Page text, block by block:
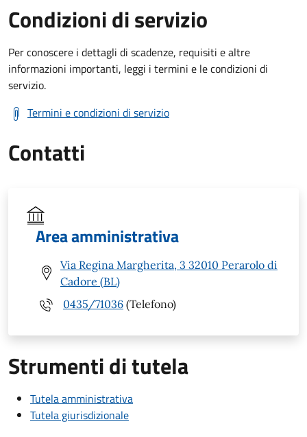
Condizioni di servizio
Per conoscere i dettagli di scadenze, requisiti e altre
informazioni importanti, leggi i termini e le condizioni di
servizio.
Termini e condizioni di servizio
Contatti
Area amministrativa
Via Regina Margherita, 3 32010 Perarolo di
Cadore (BL)
0435/71036 (Telefono)
Strumenti di tutela
Tutela amministrativa
Tutela giurisdizionale